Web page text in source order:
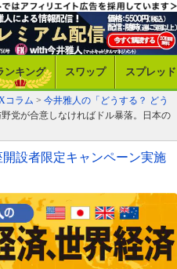
ンキング スワップ スプレッド
コラム > 今井雅人の「どうする？ どう
党が合意しなければドル暴落。日本の
設者限定キャンペーン実施